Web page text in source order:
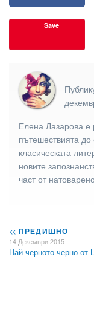
Save
Елена Лазарова
пътешествията
класическата
новите
част от
<< ПРЕДИШНО
14 Декември 2015
Най-черното черно от